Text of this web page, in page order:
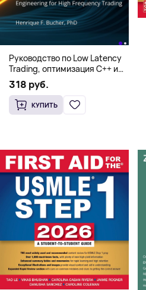
Руководство по Low Latency
Trading, оптимизация C++ и
системная архитектура для
HFT
318 руб.
КУПИТЬ